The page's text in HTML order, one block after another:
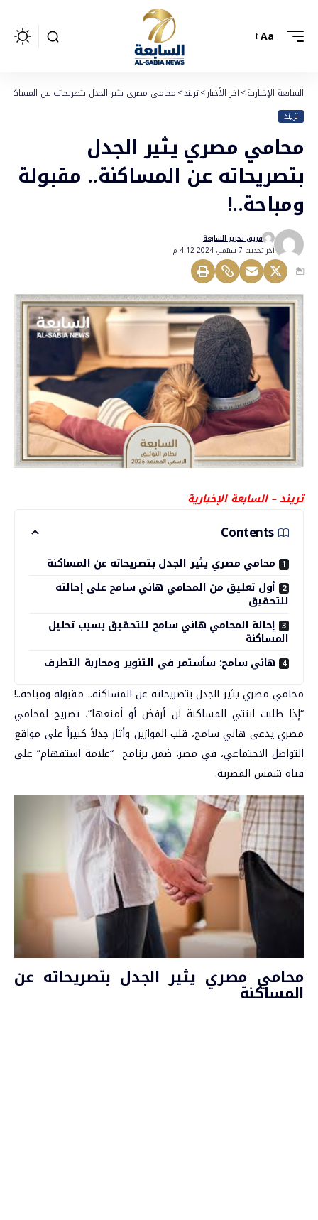
Aa
السابعة الإخبارية>آخر الأخبار>تريند>محامي مصري يثير الجدل بتصريحاته عن
تريند
محامي مصري يثير الجدل
بتصريحاته عن المساكنة.. مقبولة
ومباحة..!
أخر تحديث 7 سبتمبر، 2024 4:12 م
فريق تحرير السابعة
تريند – السابعة الإخبارية
Contents
محامي مصري يثير الجدل بتصريحاته عن المساكنة
أول تعليق من المحامي هاني سامح على إحالته
للتحقيق
إحالة المحامي هاني سامح للتحقيق بسبب تحليل
المساكنة
هاني سامح: سأستمر في التنوير ومحاربة التطرف
محامي مصري يثير الجدل بتصريحاته عن المساكنة.. مقبولة ومباحة..!
“إذا طلبت ابنتي المساكنة لن أرفض أو أمنعها”، تصريح لمحامي
مصري يدعى هاني سامح، قلب الموازين وأثار جدلاً كبيراً على مواقع
التواصل الاجتماعي، في مصر، ضمن برنامج “علامة استفهام” على
قناة شمس المصرية.
محامي مصري يثير الجدل بتصريحاته عن
المساكنة